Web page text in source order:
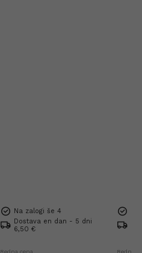
Na zalogi še 4
Dostava en dan - 5 dni
6,50 €
Redna cena Redna